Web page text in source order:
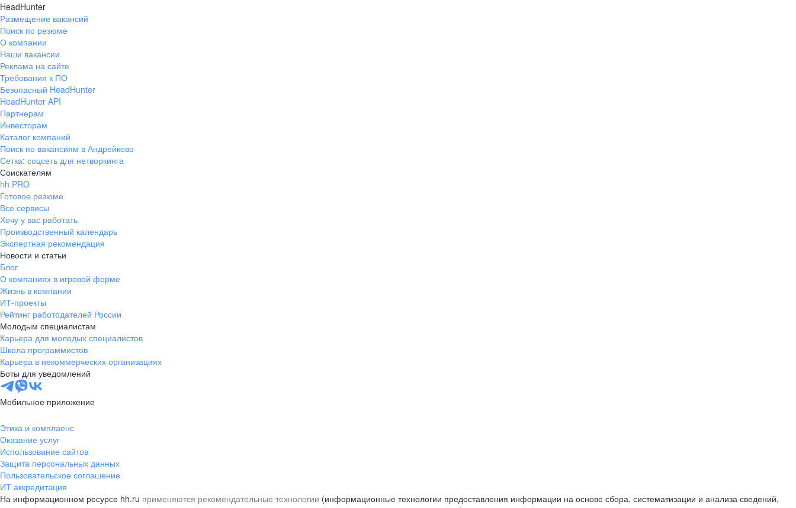
HeadHunter
Размещение вакансий
Поиск по резюме
О компании
Наши вакансии
Реклама на сайте
Требования к ПО
Безопасный HeadHunter
HeadHunter API
Партнерам
Инвесторам
Каталог компаний
Поиск по вакансиям в Андрейково
Сетка: соцсеть для нетворкинга
Соискателям
hh PRO
Готовое резюме
Все сервисы
Хочу у вас работать
Производственный календарь
Экспертная рекомендация
Новости и статьи
Блог
О компаниях в игровой форме
Жизнь в компании
ИТ-проекты
Рейтинг работодателей России
Молодым специалистам
Карьера для молодых специалистов
Школа программистов
Карьера в некоммерческих организациях
Боты для уведомлений
Мобильное приложение
Этика и комплаенс
Оказание услуг
Использование сайтов
Защита персональных данных
Пользовательское соглашение
ИТ аккредитация
На информационном ресурсе hh.ru применяются рекомендательные технологии (информационные технологии предоставления информации на основе сбора, систематизации и анализа сведений,